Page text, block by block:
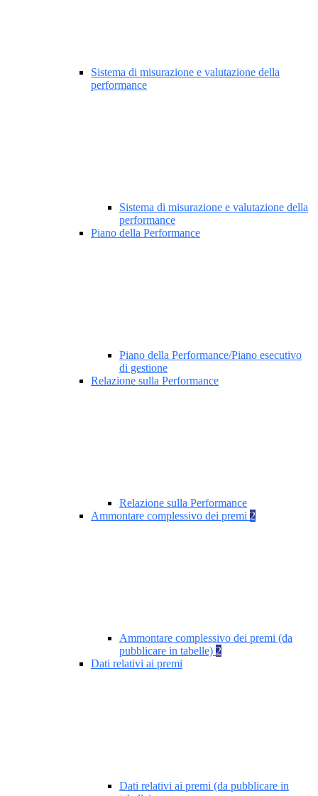
Sistema di misurazione e valutazione della
performance
Sistema di misurazione e valutazione della
performance
Piano della Performance
Piano della Performance/Piano esecutivo
di gestione
Relazione sulla Performance
Relazione sulla Performance
Ammontare complessivo dei premi 2
Ammontare complessivo dei premi (da
pubblicare in tabelle) 2
Dati relativi ai premi
Dati relativi ai premi (da pubblicare in